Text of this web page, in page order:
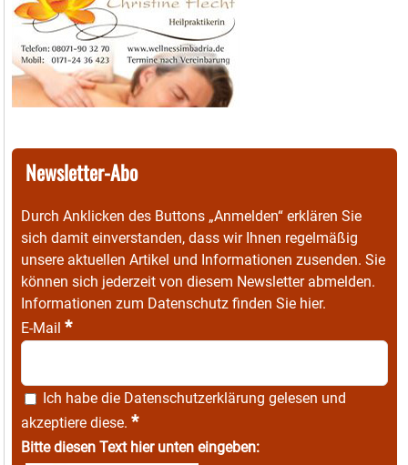
Newsletter-Abo
Durch Anklicken des Buttons „Anmelden“ erklären Sie
sich damit einverstanden, dass wir Ihnen regelmäßig
unsere aktuellen Artikel und Informationen zusenden. Sie
können sich jederzeit von diesem Newsletter abmelden.
Informationen zum Datenschutz finden Sie hier.
E-Mail *
Ich habe die Datenschutzerklärung gelesen und
akzeptiere diese. *
Bitte diesen Text hier unten eingeben: